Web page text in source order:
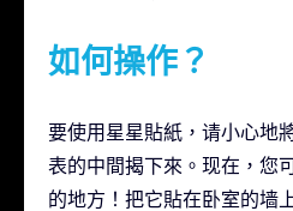
如何操作？
要使用星星貼紙，请小心地
表的中間揭下來。现在，您
的地方！把它貼在卧室的墙